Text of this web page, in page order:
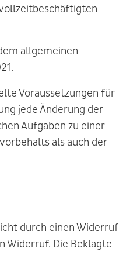
allgemeinen
Voraussetzungen für
jede Änderung der
Aufgaben zu einer
als auch der
durch einen Widerruf
Widerruf. Die Beklagte